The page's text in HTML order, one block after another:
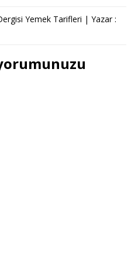
Yemek Tarifleri | Yazar :